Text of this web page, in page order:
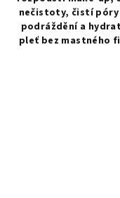
nečistoty, čistí póry
podráždění a
pleť bez mastného